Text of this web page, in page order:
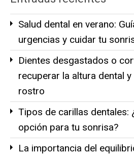
Salud dental en verano:
urgencias y cuidar tu
Dientes desgastados o
recuperar la altura dental
rostro
Tipos de carillas dentales:
opción para tu sonrisa?
La importancia del